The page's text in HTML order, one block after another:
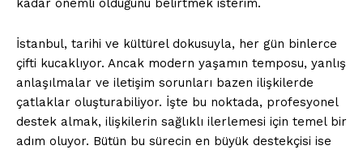
kadar önemli olduğunu belirtmek isterim.
İstanbul, tarihi ve kültürel dokusuyla, her gün binlerce
çifti kucaklıyor. Ancak modern yaşamın temposu, yanlış
anlaşılmalar ve iletişim sorunları bazen ilişkilerde
çatlaklar oluşturabiliyor. İşte bu noktada, profesyonel
destek almak, ilişkilerin sağlıklı ilerlemesi için temel bir
adım oluyor. Bütün bu sürecin en büyük destekçisi ise